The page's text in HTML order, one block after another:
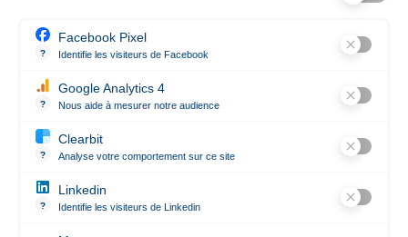
Ean13
ISBN 6912002510B75700000000
Contact
?
Facebook Pixel
Identifie les visiteurs de Facebook
?
Google Analytics 4
Nous aide à mesurer notre audience
?
Clearbit
Analyse votre comportement sur ce site
?
Linkedin
Identifie les visiteurs de Linkedin